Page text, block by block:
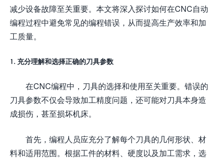
减少设备故障至关重要。本文将深入探讨如何在CNC自动
编程过程中避免常见的编程错误，从而提高生产效率和加
工质量。
1. 充分理解和选择正确的刀具参数
在CNC编程中，刀具的选择和使用至关重要。错误的
刀具参数不仅会导致加工精度问题，还可能对刀具本身造
成损伤，甚至损坏机床。
首先，编程人员应充分了解每个刀具的几何形状、材
料和适用范围。根据工件的材料、硬度以及加工需求，选